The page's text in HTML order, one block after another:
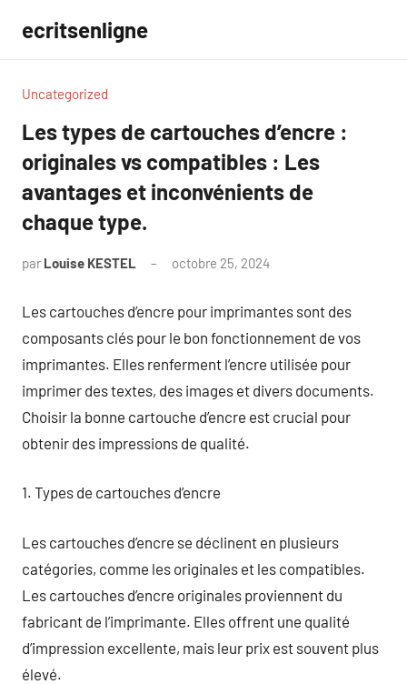
contenu
ecritsenligne
Uncategorized
Les types de cartouches d’encre :
originales vs compatibles : Les
avantages et inconvénients de
chaque type.
par Louise KESTEL octobre 25, 2024
Les cartouches d’encre pour imprimantes sont des
composants clés pour le bon fonctionnement de vos
imprimantes. Elles renferment l’encre utilisée pour
imprimer des textes, des images et divers documents.
Choisir la bonne cartouche d’encre est crucial pour
obtenir des impressions de qualité.
1. Types de cartouches d’encre
Les cartouches d’encre se déclinent en plusieurs
catégories, comme les originales et les compatibles.
Les cartouches d’encre originales proviennent du
fabricant de l’imprimante. Elles offrent une qualité
d’impression excellente, mais leur prix est souvent plus
élevé.